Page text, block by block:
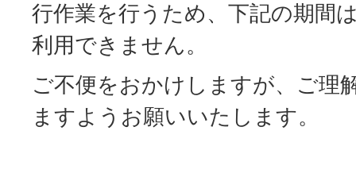
行作業を行うため、下記の期間
利用できません。
ご不便をおかけしますが、ご理
ますようお願いいたします。